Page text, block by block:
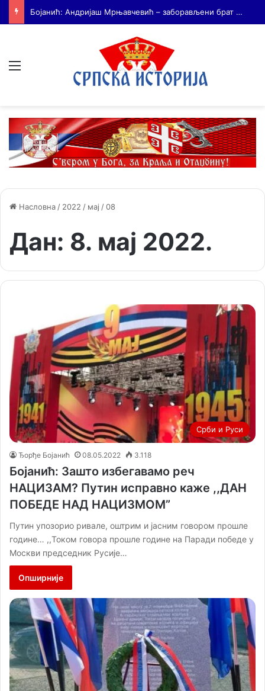
На Дражин дан у Лондону обележено 80. година од мучког убиства генерала Драгољуба Драже Михаиловића
Насловна / 2022 / мај /08
Дан: 8. мај 2022.
Срби и Руси
Ђорђе Бојанић 08.05.2022 3.118
Бојанић: Зашто избегавамо реч
НАЦИЗАМ? Путин исправно каже ,,ДАН
ПОБЕДЕ НАД НАЦИЗМОМ”
Путин упозорио ривале, оштрим и јасним говором прошле
године… ,,Током говора прошле године на Паради победе у
Москви председник Русије…
Опширније